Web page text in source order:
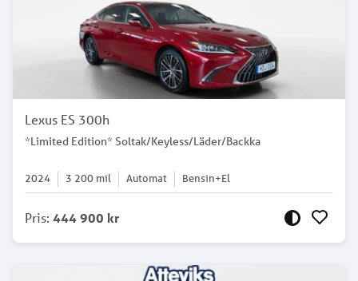
Lexus ES 300h
*Limited Edition* Soltak/Keyless/Läder/Backka
2024 3 200 mil Automat Bensin+El
Pris: 444 900 kr